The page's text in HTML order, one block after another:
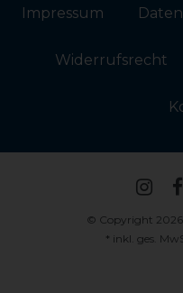
Impressum
Widerrufs­recht
© Copyright 2026
* inkl. ges.